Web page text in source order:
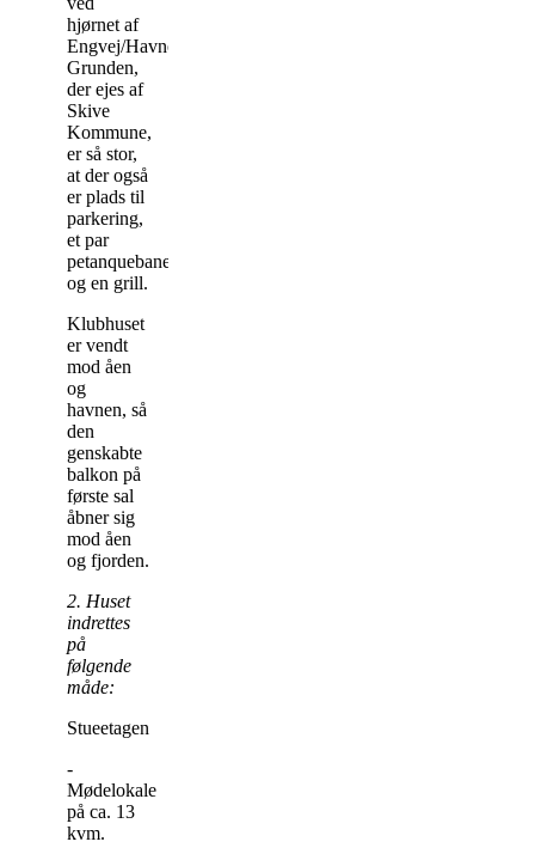
hjørnet af
Engvej/Havnevej.
Grunden,
der ejes af
Skive
Kommune,
er så stor,
at der også
er plads til
parkering,
et par
petanquebaner
og en grill.
Klubhuset
er vendt
mod åen
og
havnen, så
den
genskabte
balkon på
første sal
åbner sig
mod åen
og fjorden.
2. Huset
indrettes
på
følgende
måde:
Stueetagen
-
Mødelokale
på ca. 13
kvm.